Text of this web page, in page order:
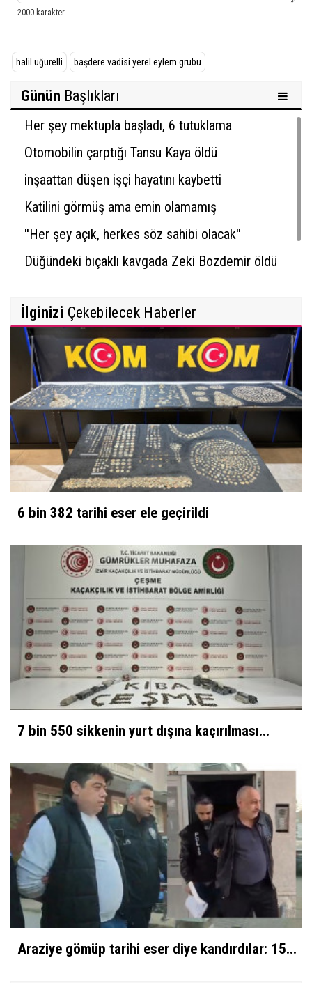
halil uğurelli başdere vadisi yerel eylem grubu
Günün Başlıkları
Her şey mektupla başladı, 6 tutuklama
Otomobilin çarptığı Tansu Kaya öldü
inşaattan düşen işçi hayatını kaybetti
Katilini görmüş ama emin olamamış
''Her şey açık, herkes söz sahibi olacak''
Düğündeki bıçaklı kavgada Zeki Bozdemir öldü
İlginizi Çekebilecek Haberler
6 bin 382 tarihi eser ele geçirildi
7 bin 550 sikkenin yurt dışına kaçırılması...
Araziye gömüp tarihi eser diye kandırdılar: 15...